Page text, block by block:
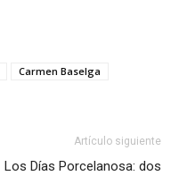
Carmen Baselga
Artículo siguiente
Los Días Porcelanosa: dos